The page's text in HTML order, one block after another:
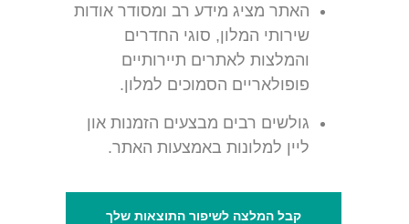
האתר מציג מידע רב ומסודר אודות
שירותי המלון, סוגי החדרים
והמלצות לאתרים תיירותיים
פופולאריים הסמוכים למלון.
גולשים רבים מבצעים הזמנות און
ליין למלונות באמצעות האתר.
קבל המלצה לשיפור התוצאות שלך